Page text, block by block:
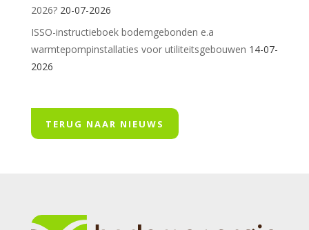
2026? 20-07-2026
ISSO-instructieboek bodemgebonden e.a
warmtepompinstallaties voor utiliteitsgebouwen 14-07-
2026
TERUG NAAR NIEUWS